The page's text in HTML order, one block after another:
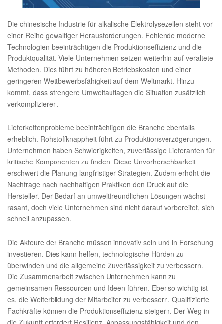
Die chinesische Industrie für alkalische Elektrolysezellen steht vor
einer Reihe gewaltiger Herausforderungen. Fehlende moderne
Technologien beeinträchtigen die Produktionseffizienz und die
Produktqualität. Viele Unternehmen setzen weiterhin auf veraltete
Methoden. Dies führt zu höheren Betriebskosten und einer
geringeren Wettbewerbsfähigkeit auf dem Weltmarkt. Hinzu
kommt, dass strengere Umweltauflagen die Situation zusätzlich
verkomplizieren.
Lieferkettenprobleme beeinträchtigen die Branche ebenfalls
erheblich. Rohstoffknappheit führt zu Produktionsverzögerungen.
Unternehmen haben Schwierigkeiten, zuverlässige Lieferanten für
kritische Komponenten zu finden. Diese Unvorhersehbarkeit
erschwert die Planung langfristiger Strategien. Zudem erhöht die
Nachfrage nach nachhaltigen Praktiken den Druck auf die
Hersteller. Der Bedarf an umweltfreundlichen Lösungen wächst
rasant, doch viele Unternehmen sind nicht darauf vorbereitet, sich
schnell anzupassen.
Die Akteure der Branche müssen innovativ sein und in Forschung
investieren. Dies kann helfen, technologische Hürden zu
überwinden und die allgemeine Zuverlässigkeit zu verbessern.
Die Zusammenarbeit zwischen Unternehmen kann zu
gemeinsamen Ressourcen und Ideen führen. Ebenso wichtig ist
es, die Weiterbildung der Mitarbeiter zu verbessern. Qualifizierte
Fachkräfte können die Produktionseffizienz steigern. Der Weg in